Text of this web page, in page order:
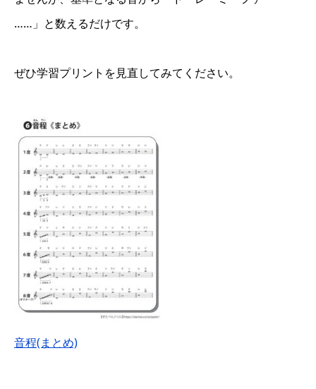
……」と数えるだけです。
ぜひ学習プリントを見直してみてください。
音程(まとめ)